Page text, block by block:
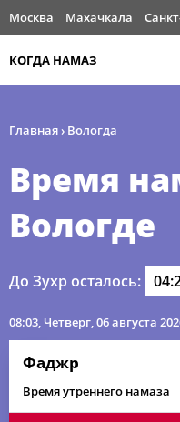
Москва Махачкала
КОГДА НАМАЗ
Главная› Вологда
Время
Вологде
До Зухр осталось:
08:03, Четверг, 06 августа
Фаджр
Время утреннего намаза